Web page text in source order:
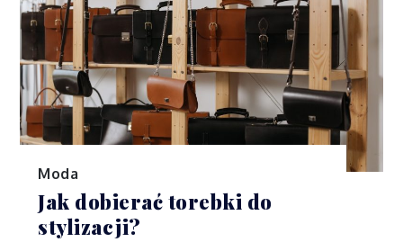
Moda
Jak dobierać torebki do
stylizacji?